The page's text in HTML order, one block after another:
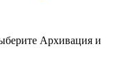
Архивация и